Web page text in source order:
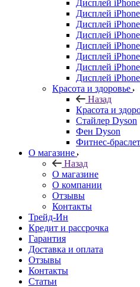
Дисплей
Дисплей
Дисплей
Дисплей
Дисплей
Дисплей
Дисплей
Дисплей
Красота и здоровье
Назад
Красота и
Стайлер Dyson
Фен Dyson
Фитнес-
О магазине
Назад
О магазине
О компании
Отзывы
Контакты
Трейд-Ин
Кредит и рассрочка
Гарантия
Доставка и оплата
Отзывы
Контакты
Статьи